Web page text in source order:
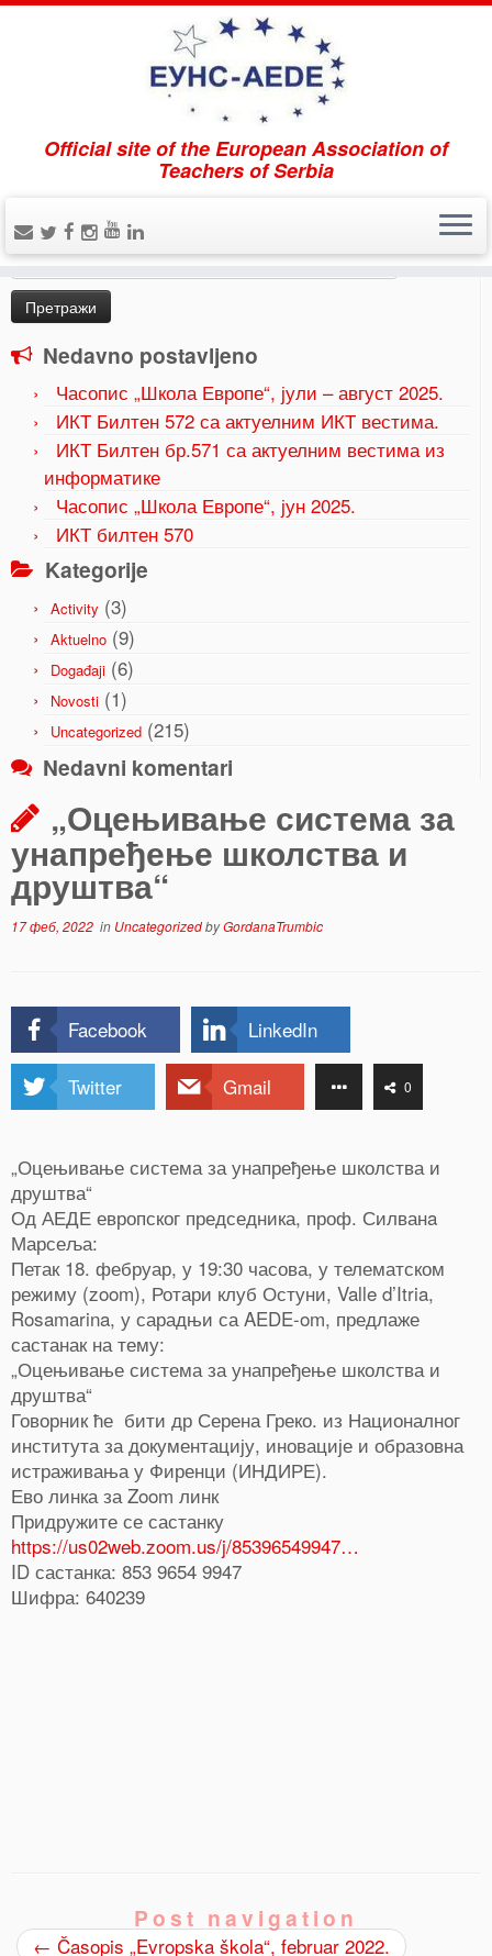
Official site of the European Association of
Teachers of Serbia
Home » Uncategorized » „Оцењивање система за
унапређење школства и друштва“
Pretraži
Претрага
за:
Nedavno postavljeno
Часопис „Школа Европе“, јули – август 2025.
ИКТ Билтен 572 са актуелним ИКТ вестима.
ИКТ Билтен бр.571 са актуелним вестима из
информатике
Часопис „Школа Европе“, јун 2025.
ИКТ билтен 570
Kategorije
Activity (3)
Aktuelno (9)
Događaji (6)
Novosti (1)
Uncategorized (215)
Nedavni komentari
„Оцењивање система за
унапређење школства и
друштва“
17 феб, 2022 in UncategorizedbyGordanaTrumbic
Facebook LinkedIn
Twitter Gmail 0
„Оцењивање система за унапређење школства и
друштва“
Од АЕДЕ европског председника, проф. Силванa
Марсеља:
Петак 18. фебруар, у 19:30 часова, у телематском
режиму (zoom), Ротари клуб Остуни, Valle d’Itria,
Rosamarina, у сарадњи са AEDE-om, предлаже
састанак на тему:
„Оцењивање система за унапређење школства и
друштва“
Говорник ће бити др Серена Греко. из Националног
института за документацију, иновације и образовна
истраживања у Фиренци (ИНДИРЕ).
Ево линка за Zoom линк
Придружите се састанку
https://us02web.zoom.us/j/85396549947…
ID састанка: 853 9654 9947
Шифра: 640239
Post navigation
← Časopis „Evropska škola“, februar 2022.